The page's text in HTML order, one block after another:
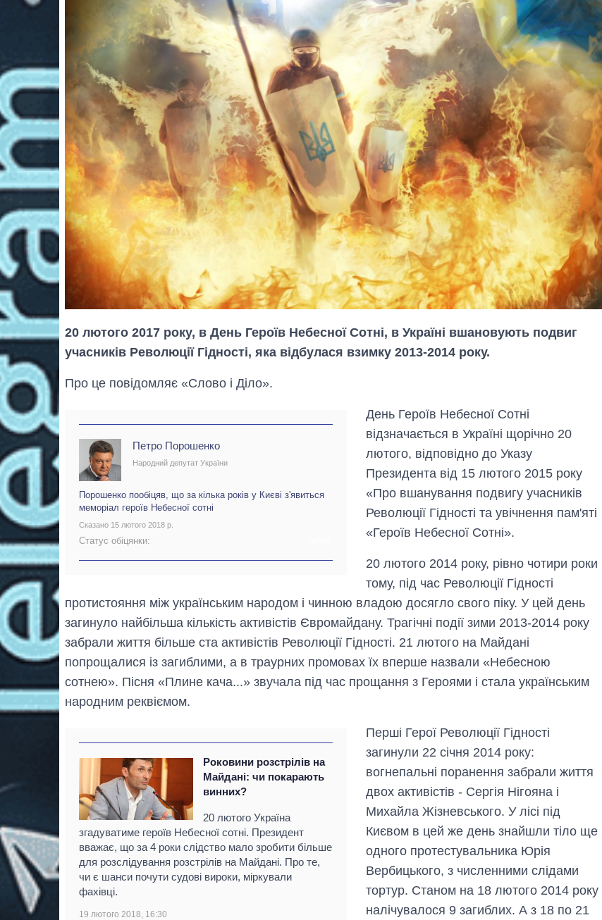
20 лютого 2017 року, в День Героїв Небесної Сотні, в Україні вшановують подвиг
учасників Революції Гідності, яка відбулася взимку 2013-2014 року.
Про це повідомляє «Слово і Діло».
Петро Порошенко
Народний депутат України
Порошенко пообіцяв, що за кілька років у Києві з'явиться
меморіал героїв Небесної сотні
Сказано 15 лютого 2018 р.
Статус обіцянки:
День Героїв Небесної Сотні
відзначається в Україні щорічно 20
лютого, відповідно до Указу
Президента від 15 лютого 2015 року
«Про вшанування подвигу учасників
Революції Гідності та увічнення пам'яті
«Героїв Небесної Сотні».
20 лютого 2014 року, рівно чотири роки
тому, під час Революції Гідності
протистояння між українським народом і чинною владою досягло свого піку. У цей день
загинуло найбільша кількість активістів Євромайдану. Трагічні події зими 2013-2014 року
забрали життя більше ста активістів Революції Гідності. 21 лютого на Майдані
попрощалися із загиблими, а в траурних промовах їх вперше назвали «Небесною
сотнею». Пісня «Плине кача...» звучала під час прощання з Героями і стала українським
народним реквіємом.
Роковини розстрілів на
Майдані: чи покарають
винних?
20 лютого Україна
згадуватиме героїв Небесної сотні. Президент
вважає, що за 4 роки слідство мало зробити більше
для розслідування розстрілів на Майдані. Про те,
чи є шанси почути судові вироки, міркували
фахівці.
19 лютого 2018, 16:30
Перші Герої Революції Гідності
загинули 22 січня 2014 року:
вогнепальні поранення забрали життя
двох активістів - Сергія Нігояна і
Михайла Жізневського. У лісі під
Києвом в цей же день знайшли тіло ще
одного протестувальника Юрія
Вербицького, з численними слідами
тортур. Станом на 18 лютого 2014 року
налічувалося 9 загиблих. А з 18 по 21
за літо: Київ та
область стали
головною ціллю
рф